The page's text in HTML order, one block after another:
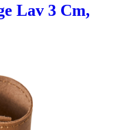
Lav 3 Cm,